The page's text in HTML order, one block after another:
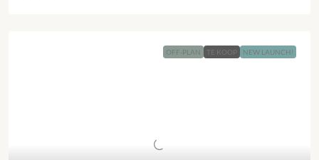
OFF-PLAN TE KOOP NEW LAUNCH!